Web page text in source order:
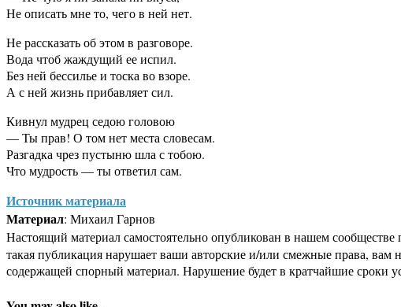
Не описать мне то, чего в ней нет.
Не рассказать об этом в разговоре.
Вода чтоб жаждущий ее испил.
Без ней бессилье и тоска во взоре.
А с ней жизнь прибавляет сил.
Кивнул мудрец седою головою
— Ты прав! О том нет места словесам.
Разгадка чрез пустыню шла с тобою.
Что мудрость — ты ответил сам.
Источник материала
Материал: Михаил Гарнов
Настоящий материал самостоятельно опубликован в нашем сообществе
такая публикация нарушает ваши авторские и/или смежные права,
содержащей спорный материал. Нарушение будет в кратчайшие сроки